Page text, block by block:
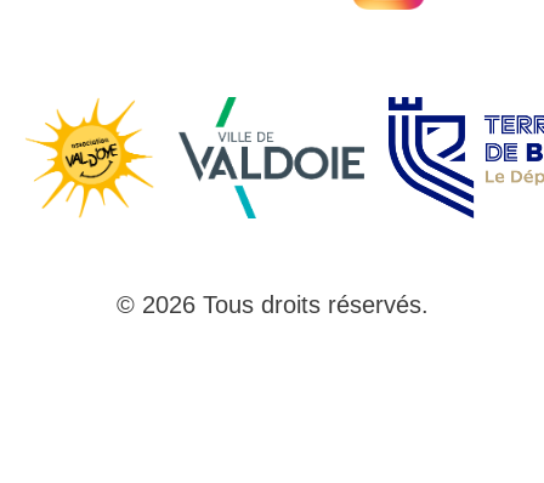
© 2026 Tous droits réservés.